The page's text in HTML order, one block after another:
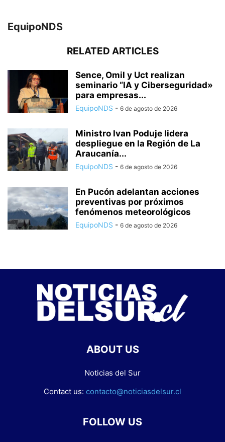
EquipoNDS
RELATED ARTICLES
Sence, Omil y Uct realizan
seminario “IA y Ciberseguridad»
para empresas...
EquipoNDS - 6 de agosto de 2026
Ministro Ivan Poduje lidera
despliegue en la Región de La
Araucanía...
EquipoNDS - 6 de agosto de 2026
En Pucón adelantan acciones
preventivas por próximos
fenómenos meteorológicos
EquipoNDS - 6 de agosto de 2026
ABOUT US
Noticias del Sur
Contact us: contacto@noticiasdelsur.cl
FOLLOW US